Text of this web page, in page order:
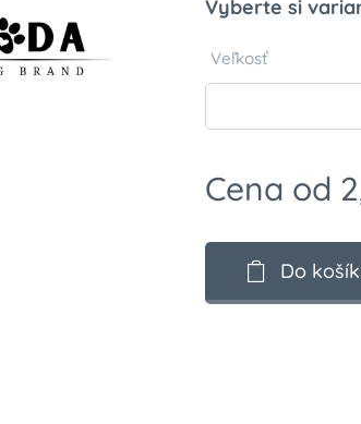
Vyberte si
Veľkosť
Cena od
Do